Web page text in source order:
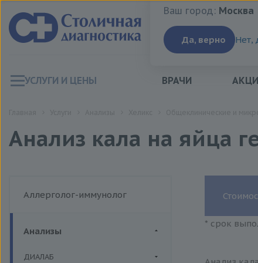
Ваш город:Москва
Ваш город: Москва
Да, верно Нет,
УСЛУГИ И ЦЕНЫ ВРАЧИ
Анализ кала на яйца
Аллерголог-иммунолог
Анализы
ДИАЛАБ
* срок